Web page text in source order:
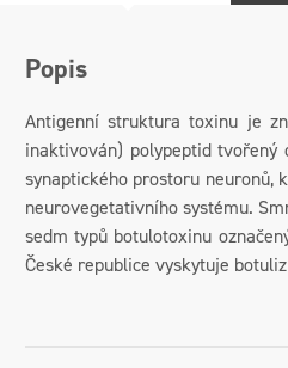
Popis
Antigenní struktura toxinu je
inaktivován) polypeptid
synaptického prostoru neuronů,
neurovegetativního systému.
sedm typů botulotoxinu
České republice vyskytuje